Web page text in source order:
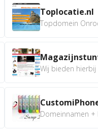
Toplocatie.nl
Topdomein
Wij bieden hierbij
Domeinnamen +